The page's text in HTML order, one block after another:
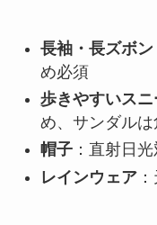
長袖・長ズボン
め必須
歩きやすいスニ
め、サンダルは
帽子：直射日
レインウェア：